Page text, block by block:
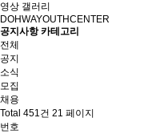
영상 갤러리
DOHWAYOUTHCENTER
공지사항 카테고리
전체
공지
소식
모집
채용
Total 451건 21 페이지
번호